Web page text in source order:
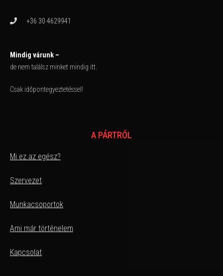
+36 30 4629941
Mindig várunk –
de nem találsz minket mindig itt.
Csak időpontegyeztetéssel!
A PÁRTRÓL
Mi ez az egész?
Szervezet
Munkacsoportok
Ami már történelem
Kapcsolat